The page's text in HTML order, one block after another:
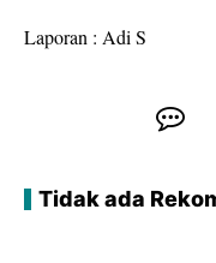
Laporan : Adi S
Tidak ada